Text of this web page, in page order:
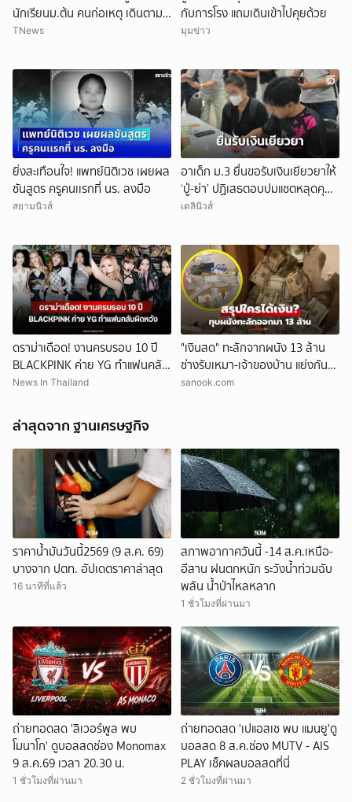
นักเรียนม.ต้น คนก่อเหตุ เดินตาม
หา
TNews
กับภารโรง แถมเดินเข้าไปคุยด้วย
มุมข่าว
ยิ่งสะเทือนใจ! แพทย์นิติเวช เผยผล
ชันสูตร ครูคนเเรกที่ นร. ลงมือ
สยามนิวส์
อาเด็ก ม.3 ยื่นขอรับเงินเยียวยาให้
‘ปู่-ย่า’ ปฏิเสธตอบปมแชตหลุดคุย
แม่ ‘ถูกกลั่นแกล้ง’
เดลินิวส์
ดราม่าเดือด! งานครบรอบ 10 ปี
BLACKPINK ค่าย YG ทำแฟนคลับ
ผิดหวัง
News In Thailand
"เงินสด" ทะลักจากผนัง 13 ล้าน
ช่างรับเหมา-เจ้าของบ้าน แย่งกัน
วุ่น สุดท้ายศาลตัดสินให้ใคร?!
sanook.com
ล่าสุดจาก ฐานเศรษฐกิจ
ราคาน้ำมันวันนี้2569 (9 ส.ค. 69)
บางจาก ปตท. อัปเดตราคาล่าสุด
16 นาทีที่แล้ว
สภาพอากาศวันนี้ -14 ส.ค.เหนือ-
อีสาน ฝนตกหนัก ระวังน้ำท่วมฉับ
พลัน น้ำป่าไหลหลาก
1 ชั่วโมงที่ผ่านมา
ถ่ายทอดสด 'ลิเวอร์พูล พบ
โมนาโก' ดูบอลสดช่อง Monomax
9 ส.ค.69 เวลา 20.30 น.
1 ชั่วโมงที่ผ่านมา
ถ่ายทอดสด 'เปแอสเช พบ แมนยู'ดู
บอลสด 8 ส.ค.ช่อง MUTV - AIS
PLAY เช็คผลบอลสดที่นี่
2 ชั่วโมงที่ผ่านมา